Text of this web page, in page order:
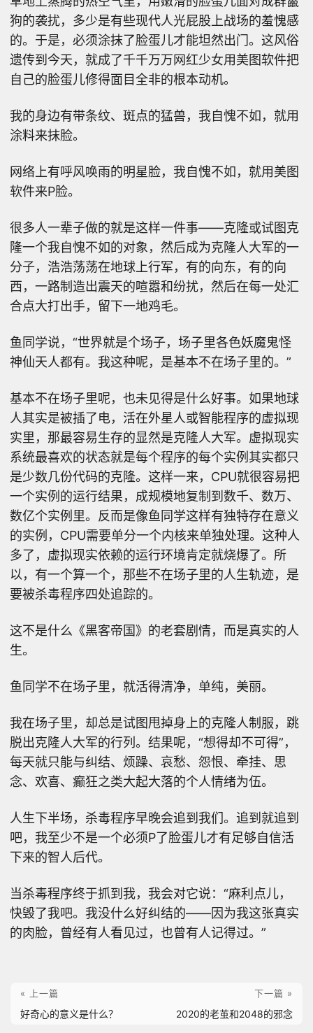
狗的袭扰，多少是有些现代人光屁股上战场的羞愧感
的。于是，必须涂抹了脸蛋儿才能坦然出门。这风俗
遗传到今天，就成了千千万万网红少女用美图软件把
自己的脸蛋儿修得面目全非的根本动机。
我的身边有带条纹、斑点的猛兽，我自愧不如，就用
涂料来抹脸。
网络上有呼风唤雨的明星脸，我自愧不如，就用美图
软件来P脸。
很多人一辈子做的就是这样一件事——克隆或试图克
隆一个我自愧不如的对象，然后成为克隆人大军的一
分子，浩浩荡荡在地球上行军，有的向东，有的向
西，一路制造出震天的喧嚣和纷扰，然后在每一处汇
合点大打出手，留下一地鸡毛。
鱼同学说，“世界就是个场子，场子里各色妖魔鬼怪
神仙天人都有。我这种呢，是基本不在场子里的。”
基本不在场子里呢，也未见得是什么好事。如果地球
人其实是被插了电，活在外星人或智能程序的虚拟现
实里，那最容易生存的显然是克隆人大军。虚拟现实
系统最喜欢的状态就是每个程序的每个实例其实都只
是少数几份代码的克隆。这样一来，CPU就很容易把
一个实例的运行结果，成规模地复制到数千、数万、
数亿个实例里。反而是像鱼同学这样有独特存在意义
的实例，CPU需要单分一个内核来单独处理。这种人
多了，虚拟现实依赖的运行环境肯定就烧爆了。所
以，有一个算一个，那些不在场子里的人生轨迹，是
要被杀毒程序四处追踪的。
这不是什么《黑客帝国》的老套剧情，而是真实的人
生。
鱼同学不在场子里，就活得清净，单纯，美丽。
我在场子里，却总是试图甩掉身上的克隆人制服，跳
脱出克隆人大军的行列。结果呢，“想得却不可得”，
每天就只能与纠结、烦躁、哀愁、怨恨、牵挂、思
念、欢喜、癫狂之类大起大落的个人情绪为伍。
人生下半场，杀毒程序早晚会追到我们。追到就追到
吧，我至少不是一个必须P了脸蛋儿才有足够自信活
下来的智人后代。
当杀毒程序终于抓到我，我会对它说：“麻利点儿，
快毁了我吧。我没什么好纠结的——因为我这张真实
的肉脸，曾经有人看见过，也曾有人记得过。”
« 上一篇
好奇心的意义是什么？
下一篇 »
2020的老茧和2048的邪念